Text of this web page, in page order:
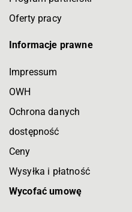
Oferty pracy
Informacje prawne
Impressum
OWH
Ochrona danych
dostępność
Ceny
Wysyłka i płatność
Wycofać umowę